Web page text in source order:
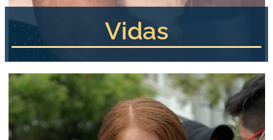
Vidas